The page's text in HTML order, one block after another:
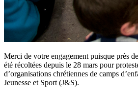
Merci de votre engagement puisque près
été récoltées depuis le 28 mars pour
d’organisations chrétiennes de camps
Jeunesse et Sport (J&S).